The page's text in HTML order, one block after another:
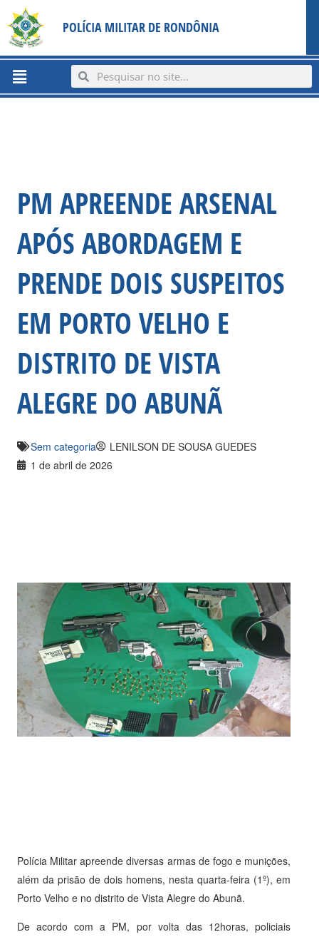
content
para
conteúdo
POLÍCIA MILITAR DE RONDÔNIA
Menu SearchSearch
PM APREENDE ARSENAL
APÓS ABORDAGEM E
PRENDE DOIS SUSPEITOS
EM PORTO VELHO E
DISTRITO DE VISTA
ALEGRE DO ABUNÃ
Sem categoria
LENILSON DE SOUSA GUEDES
1 de abril de 2026
Polícia Militar apreende diversas armas de fogo e munições,
além da prisão de dois homens, nesta quarta-feira (1º), em
Porto Velho e no distrito de Vista Alegre do Abunã.
De acordo com a PM, por volta das 12horas, policiais